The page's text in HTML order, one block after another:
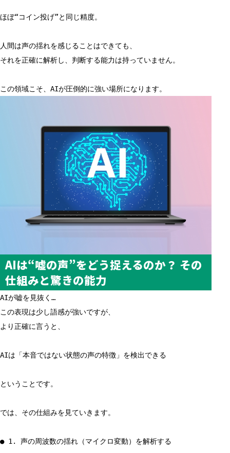
ほぼ“コイン投げ”と同じ精度。
人間は声の揺れを感じることはできても、
それを正確に解析し、判断する能力は持っていません。
この領域こそ、AIが圧倒的に強い場所になります。
AIは“嘘の声”をどう捉えるのか？ その
仕組みと驚きの能力
AIが嘘を見抜く…
この表現は少し語感が強いですが、
より正確に言うと、
AIは「本音ではない状態の声の特徴」を検出できる
ということです。
では、その仕組みを見ていきます。
● 1. 声の周波数の揺れ（マイクロ変動）を解析する